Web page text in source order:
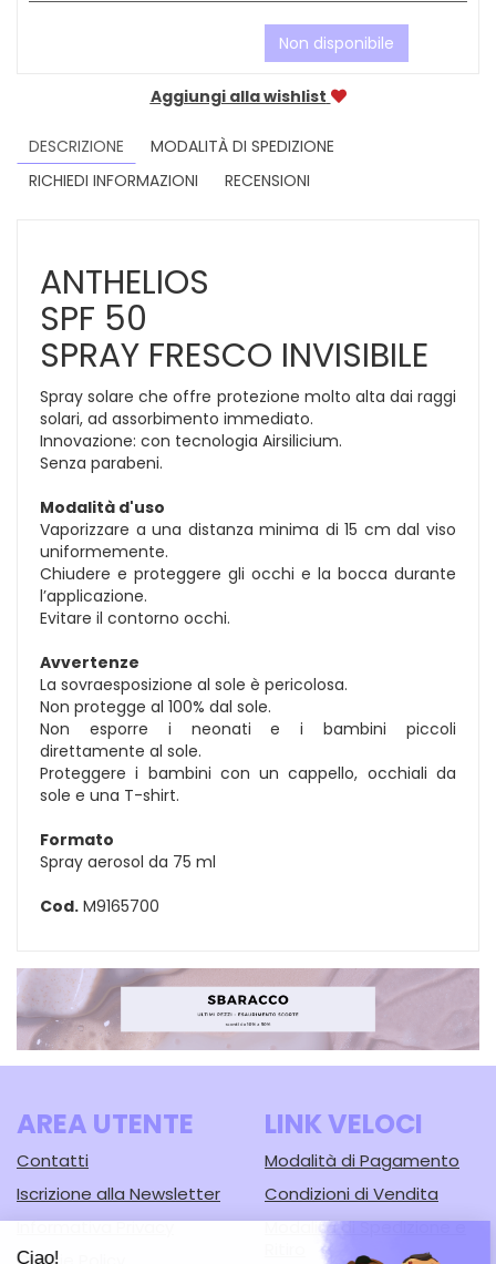
Non disponibile
Aggiungi alla wishlist
DESCRIZIONE
MODALITÀ DI SPEDIZIONE
RICHIEDI INFORMAZIONI
RECENSIONI
ANTHELIOS
SPF 50
SPRAY FRESCO INVISIBILE
Spray solare che offre protezione molto alta dai raggi
solari, ad assorbimento immediato.
Innovazione: con tecnologia Airsilicium.
Senza parabeni.
Modalità d'uso
Vaporizzare a una distanza minima di 15 cm dal viso
uniformemente.
Chiudere e proteggere gli occhi e la bocca durante
l’applicazione.
Evitare il contorno occhi.
Avvertenze
La sovraesposizione al sole è pericolosa.
Non protegge al 100% dal sole.
Non esporre i neonati e i bambini piccoli
direttamente al sole.
Proteggere i bambini con un cappello, occhiali da
sole e una T-shirt.
Formato
Spray aerosol da 75 ml
Cod. M9165700
AREA UTENTE
Contatti
Iscrizione alla Newsletter
Informativa Privacy
LINK VELOCI
Modalità di Pagamento
Condizioni di Vendita
Modalità di Spedizione e